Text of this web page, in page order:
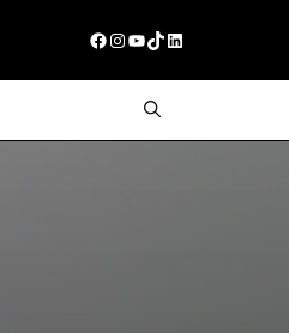
Facebook
Instagram
Youtube
TikTokLinkedIn